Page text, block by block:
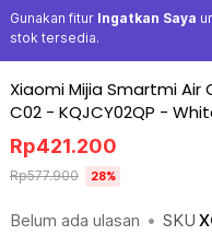
Gunakan fitur Ingatkan Saya
stok tersedia.
Xiaomi Mijia Smartmi Air
C02 - KQJCY02QP -
Belum ada ulasan • SKU
Rp421.200
Rp577.900 28%